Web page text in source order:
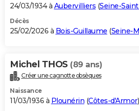
S'inscrire
Se connecter
Lycées
Collèges
Primaires
Universités
Entreprises
Service militaire
Avis de recherche
AVIS DE DÉCÈS
Bricolage
Lifestyle
Culture
Sport
Auto
Television
Voyage
Cinema
24/03/1934 à Aubervilliers (Seine-
Décès
25/02/2026 à Bois-Guillaume (Seine-
Michel THOS (89 ans)
Créer une cagnotte obsèques
Naissance
11/03/1936 à Plounérin (Côtes-d'Armor)